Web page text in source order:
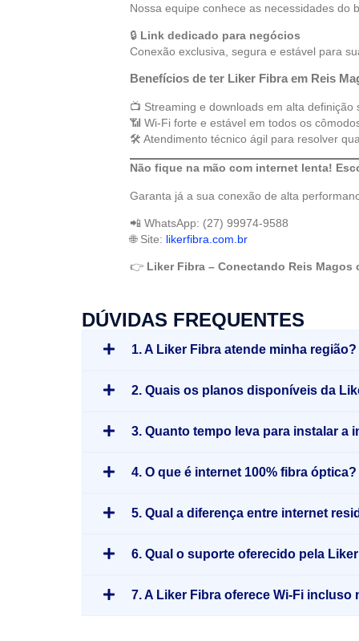
Nossa equipe conhece as necessidades do
🔒 Link dedicado para negócios
Conexão exclusiva, segura e estável para
Benefícios de ter Liker Fibra em Reis
📺 Streaming e downloads em alta definição
📶 Wi-Fi forte e estável em todos os
🛠 Atendimento técnico ágil para resolver
Não fique na mão com internet lenta!
Garanta já a sua conexão de alta
📲 WhatsApp: (27) 99974-9588
🌐 Site: likerfibra.com.br
👉 Liker Fibra – Conectando Reis
DÚVIDAS FREQUENTES
1. A Liker Fibra atende minha região?
2. Quais os planos disponíveis da
3. Quanto tempo leva para instalar a
4. O que é internet 100% fibra óptica?
5. Qual a diferença entre internet
6. Qual o suporte oferecido pela
7. A Liker Fibra oferece Wi-Fi incluso